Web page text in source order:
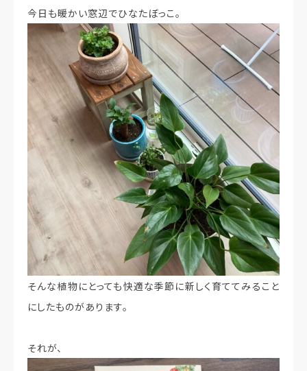
今日も暖かい窓辺でひなたぼっこ。
そんな植物にとっても快適な季節に新しく育ててみること
にしたものがあります。
それが、